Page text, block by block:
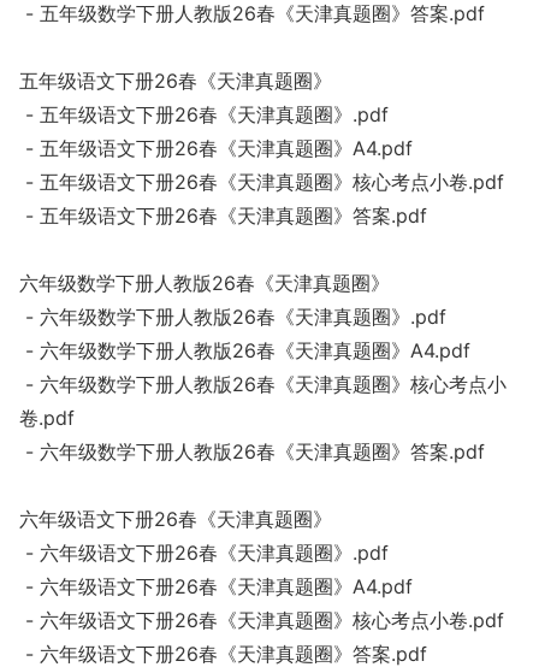
- 五年级数学下册人教版26春《天津真题圈》答案.pdf
五年级语文下册26春《天津真题圈》
- 五年级语文下册26春《天津真题圈》.pdf
- 五年级语文下册26春《天津真题圈》A4.pdf
- 五年级语文下册26春《天津真题圈》核心考点小卷.pdf
- 五年级语文下册26春《天津真题圈》答案.pdf
六年级数学下册人教版26春《天津真题圈》
- 六年级数学下册人教版26春《天津真题圈》.pdf
- 六年级数学下册人教版26春《天津真题圈》A4.pdf
- 六年级数学下册人教版26春《天津真题圈》核心考点小
卷.pdf
- 六年级数学下册人教版26春《天津真题圈》答案.pdf
六年级语文下册26春《天津真题圈》
- 六年级语文下册26春《天津真题圈》.pdf
- 六年级语文下册26春《天津真题圈》A4.pdf
- 六年级语文下册26春《天津真题圈》核心考点小卷.pdf
- 六年级语文下册26春《天津真题圈》答案.pdf